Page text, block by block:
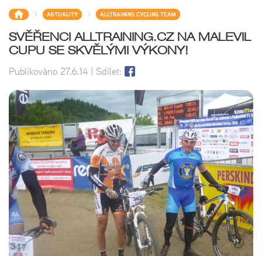
> AKTUALITY > ALLTRAINING CYCLING TEAM
SVĚŘENCI ALLTRAINING.CZ NA MALEVIL
CUPU SE SKVĚLÝMI VÝKONY!
Publikováno 27.6.14 | Sdílet: